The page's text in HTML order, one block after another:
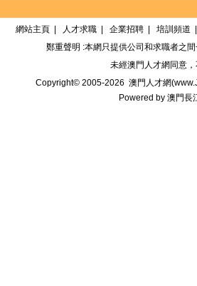
網站主頁 人才求職 企業招聘 培訓頻道
鄭重聲明 :本網只提供公司和求職者之
未經澳門人才網 同意
Copyright© 2005-2026 澳門人才網
Powered by 澳門長